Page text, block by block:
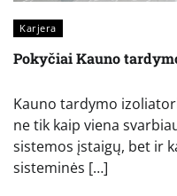
Karjera
Pokyčiai Kauno
Kauno tardymo
ne tik kaip viena
sistemos įstaigų, bet ir
sisteminės […]